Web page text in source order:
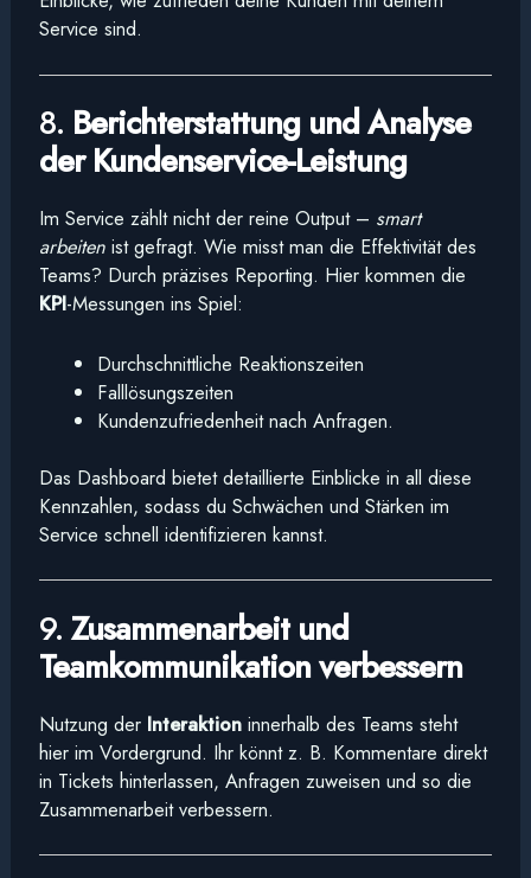
Service sind.
8. Berichterstattung und Analyse
der Kundenservice-Leistung
Im Service zählt nicht der reine Output – smart
arbeitenist gefragt. Wie misst man die Effektivität des
Teams? Durch präzises Reporting. Hier kommen die
KPI-Messungen ins Spiel:
Durchschnittliche Reaktionszeiten
Falllösungszeiten
Kundenzufriedenheit nach Anfragen.
Das Dashboard bietet detaillierte Einblicke in all diese
Kennzahlen, sodass du Schwächen und Stärken im
Service schnell identifizieren kannst.
9. Zusammenarbeit und
Teamkommunikation verbessern
Nutzung der Interaktioninnerhalb des Teams steht
hier im Vordergrund. Ihr könnt z. B. Kommentare direkt
in Tickets hinterlassen, Anfragen zuweisen und so die
Zusammenarbeit verbessern.